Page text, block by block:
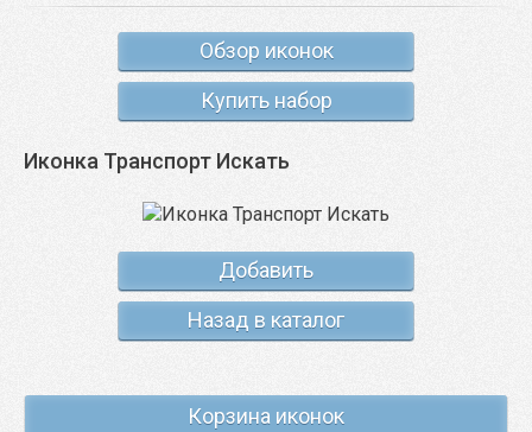
Обзор иконок
Купить набор
Иконка Транспорт Искать
Добавить
Назад в каталог
Корзина иконок